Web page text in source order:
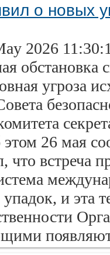
о новых
2026
обстановка
угроза
26 мая
что встреча
и эта